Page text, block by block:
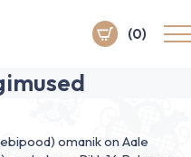
(0)
omanik on Aale